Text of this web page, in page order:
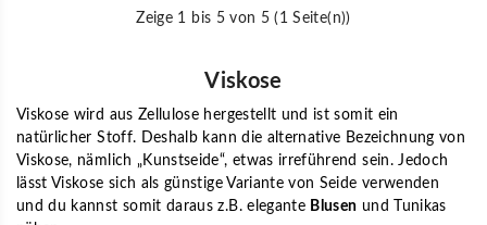
Zeige 1 bis 5 von 5 (1 Seite(n))
Viskose
Viskose wird aus Zellulose hergestellt und ist somit ein
natürlicher Stoff. Deshalb kann die alternative Bezeichnung von
Viskose, nämlich „Kunstseide“, etwas irreführend sein. Jedoch
lässt Viskose sich als günstige Variante von Seide verwenden
und du kannst somit daraus z.B. elegante Blusen und Tunikas